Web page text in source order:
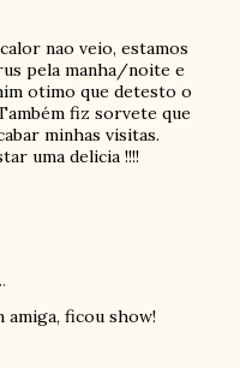
nao veio, estamos
pela manha/noite e
otimo que detesto o
fiz sorvete que
minhas visitas.
uma delicia !!!!
amiga, ficou show!